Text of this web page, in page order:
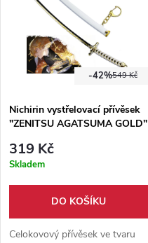
549 Kč
-42%
Nichirin vystřelovací přívěsek
"ZENITSU AGATSUMA GOLD"
319 Kč
Skladem
DO KOŠÍKU
Celokovový přívěsek ve tvaru